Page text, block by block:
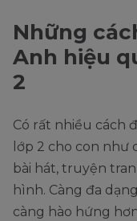
Những
Anh hiệu
2
Có rất nhiều cách
lớp 2 cho con
bài hát, truyện
hình. Càng đa
càng hào hứng